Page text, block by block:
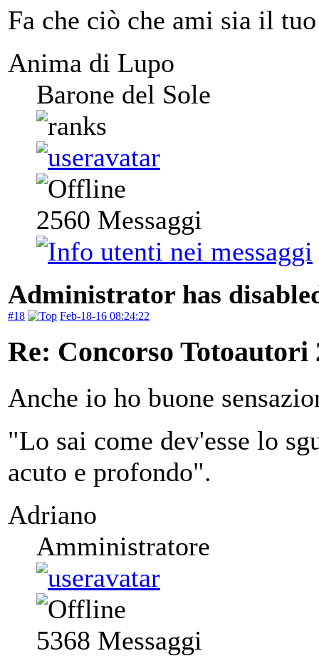
Fa che ciò che ami sia il
Anima di Lupo
Barone del Sole
2560 Messaggi
Administrator has
#18 Feb-18-16 08:24:22
Re: Concorso Totoautori
Anche io ho buone
"Lo sai come dev'esse lo
acuto e profondo".
Adriano
Amministratore
5368 Messaggi